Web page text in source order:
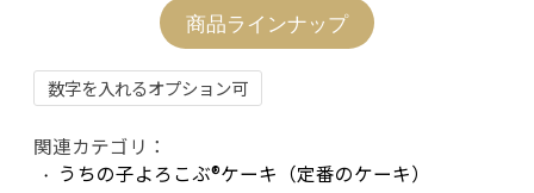
商品ラインナップ
数字を入れるオプション可
関連カテゴリ：
うちの子よろこぶ®ケーキ（定番のケーキ）